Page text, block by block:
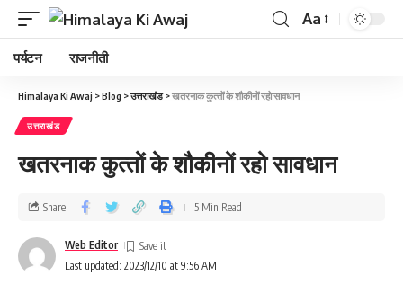
Aa
पर्यटन राजनीती
Himalaya Ki Awaj >Blog >उत्तराखंड>खतरनाक कुत्‍तों के शौकीनों रहो सावधान
उत्तराखंड
खतरनाक कुत्‍तों के शौकीनों रहो सावधान
Last updated: 2023/12/10 at 9:56 AM
Web Editor
Share 5 Min Read